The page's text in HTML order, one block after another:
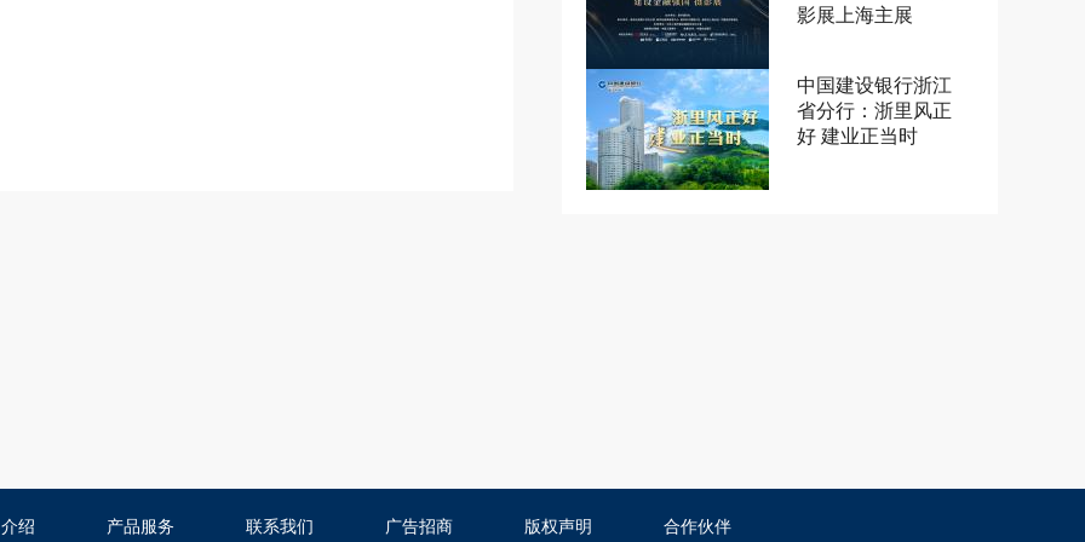
影展上海主展
中国建设银行浙江
省分行：浙里风正
好 建业正当时
绍 产品服务 联系我们 广告招商 版权声明 合作伙伴